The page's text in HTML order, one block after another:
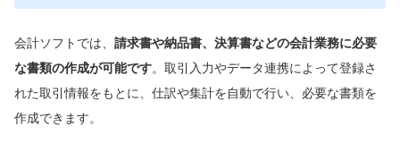
会計ソフトでは、 請求書や納品書、決算書などの会計業務に必要
な書類の作成が可能です。取引入力やデータ連携によって登録さ
れた取引情報をもとに、仕訳や集計を自動で行い、必要な書類を
作成できます。